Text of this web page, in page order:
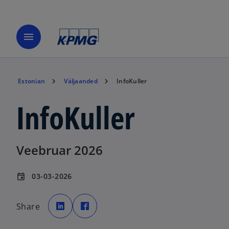
menu
Estonian Väljaanded InfoKuller
InfoKuller
Veebruar 2026
event 03-03-2026
Share
o
p
e
n
p
e